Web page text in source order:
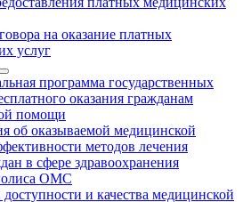
на оказание платных
услуг
программа государственных
оказания гражданам
помощи
об оказываемой медицинской
методов лечения
в сфере здравоохранения
ОМС
доступности и качества медицинской